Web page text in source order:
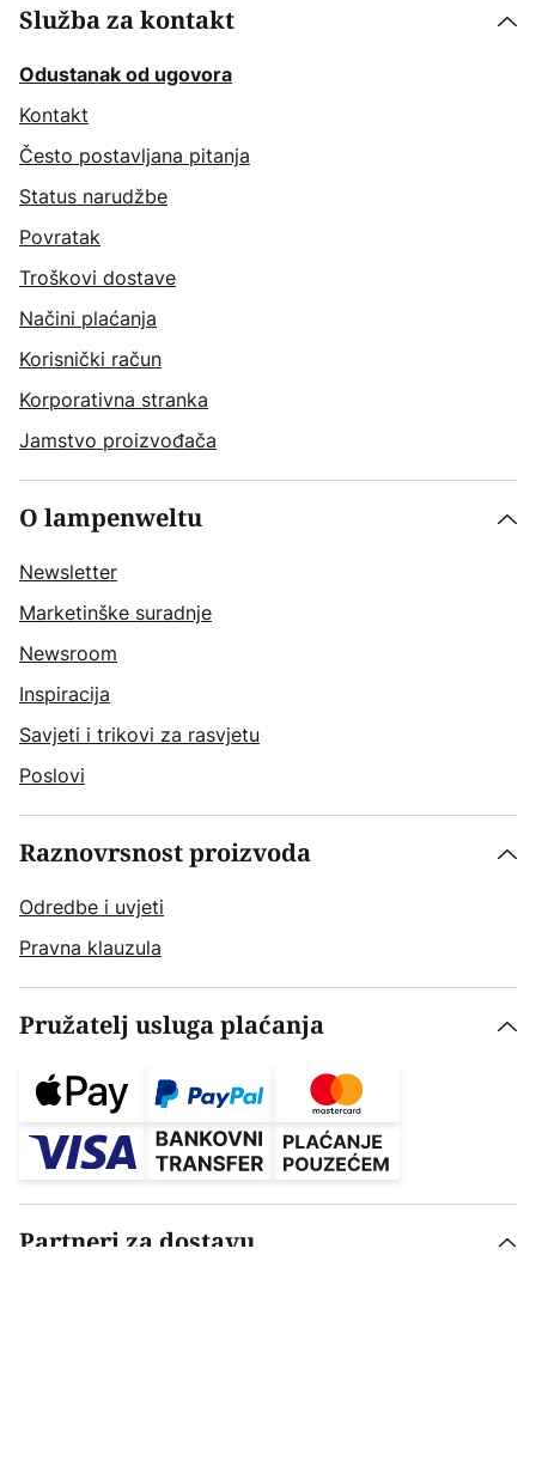
Služba za kontakt
Odustanak od ugovora
Kontakt
Često postavljana pitanja
Status narudžbe
Povratak
Troškovi dostave
Načini plaćanja
Korisnički račun
Korporativna stranka
Jamstvo proizvođača
O lampenweltu
Newsletter
Marketinške suradnje
Newsroom
Inspiracija
Savjeti i trikovi za rasvjetu
Poslovi
Raznovrsnost proizvoda
Odredbe i uvjeti
Pravna klauzula
Pružatelj usluga plaćanja
Partneri za dostavu